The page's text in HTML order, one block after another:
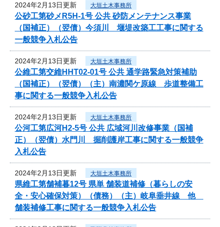
2024年2月13日更新 大垣土木事務所
公砂工第砂メR5H-1号 公共 砂防メンテナンス事業
（国補正）（翌債）今須川 堰堤改築工工事に関する
一般競争入札公告
2024年2月13日更新 大垣土木事務所
公維工第交維HHT02-01号 公共 通学路緊急対策補助
（国補正）（翌債）（主）南濃関ケ原線 歩道整備工
事に関する一般競争入札公告
2024年2月13日更新 大垣土木事務所
公河工第広河H2-5号 公共 広域河川改修事業（国補
正）（翌債）水門川 掘削護岸工事に関する一般競争
入札公告
2024年2月13日更新 大垣土木事務所
県維工第舗補暮12号 県単 舗装道補修（暮らしの安
全・安心確保対策）（債務）（主）岐阜垂井線 他
舗装補修工事に関する一般競争入札公告